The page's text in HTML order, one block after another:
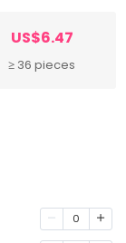
US$6.47
≥ 36 pieces
0